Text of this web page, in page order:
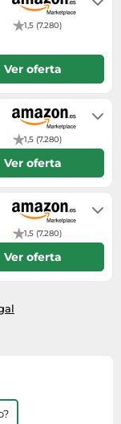
1,5 (7.280)
Ver oferta
1,5 (7.280)
Ver oferta
1,5 (7.280)
Ver oferta